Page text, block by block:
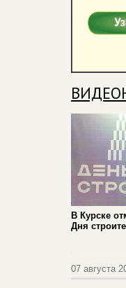
В Курске
Дня
07 августа